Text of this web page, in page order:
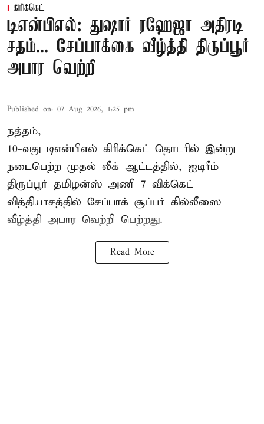
கிரிக்கெட்
டிஎன்பிஎல்: துஷார் ரஹேஜா அதிரடி
சதம்... சேப்பாக்கை வீழ்த்தி திருப்பூர்
அபார வெற்றி
Published on: 07 Aug 2026, 1:25 pm
நத்தம்,
10-வது டிஎன்பிஎல் கிரிக்கெட் தொடரில் இன்று
நடைபெற்ற முதல் லீக் ஆட்டத்தில், ஐடிரீம்
திருப்பூர் தமிழன்ஸ் அணி 7 விக்கெட்
வித்தியாசத்தில் சேப்பாக் சூப்பர் கில்லீஸை
வீழ்த்தி அபார வெற்றி பெற்றது.
Read More